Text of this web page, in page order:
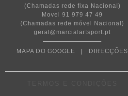
(Chamadas rede fixa Nacional)
Movel 91 979 47 49
(Chamadas rede móvel Nacional)
geral@marcialartsport.pt
MAPA DO GOOGLE DIRECÇÕES